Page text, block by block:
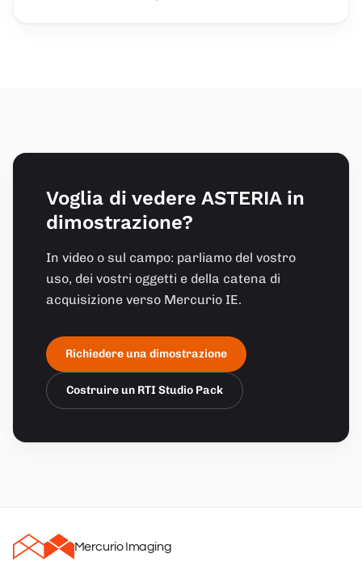
Voglia di vedere ASTERIA in
dimostrazione?
In video o sul campo: parliamo del vostro
uso, dei vostri oggetti e della catena di
acquisizione verso Mercurio IE.
Richiedere una dimostrazione
Costruire un RTI Studio Pack
Mercurio Imaging